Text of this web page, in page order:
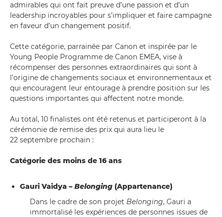
admirables qui ont fait preuve d’une passion et d’un
leadership incroyables pour s’impliquer et faire campagne
en faveur d’un changement positif.
Cette catégorie, parrainée par Canon et inspirée par le
Young People Programme de Canon EMEA, vise à
récompenser des personnes extraordinaires qui sont à
l’origine de changements sociaux et environnementaux et
qui encouragent leur entourage à prendre position sur les
questions importantes qui affectent notre monde.
Au total, 10 finalistes ont été retenus et participeront à la
cérémonie de remise des prix qui aura lieu le
22 septembre prochain :
Catégorie des moins de 16 ans
Gauri Vaidya – Belonging (Appartenance)
Dans le cadre de son projet Belonging, Gauri a
immortalisé les expériences de personnes issues de